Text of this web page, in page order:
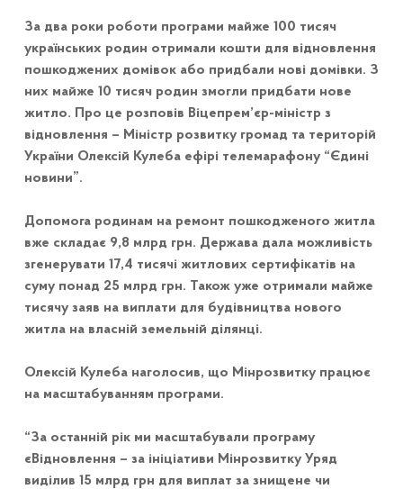
За два роки роботи програми майже 100 тисяч
українських родин отримали кошти для відновлення
пошкоджених домівок або придбали нові домівки. З
них майже 10 тисяч родин змогли придбати нове
житло. Про це розповів Віцепрем’єр-міністр з
відновлення – Міністр розвитку громад та територій
України Олексій Кулеба ефірі телемарафону “Єдині
новини”.
Допомога родинам на ремонт пошкодженого житла
вже складає 9,8 млрд грн. Держава дала можливість
згенерувати 17,4 тисячі житлових сертифікатів на
суму понад 25 млрд грн. Також уже отримали майже
тисячу заяв на виплати для будівництва нового
житла на власній земельній ділянці.
Олексій Кулеба наголосив, що Мінрозвитку працює
на масштабуванням програми.
“За останній рік ми масштабували програму
єВідновлення – за ініціативи Мінрозвитку Уряд
виділив 15 млрд грн для виплат за знищене чи